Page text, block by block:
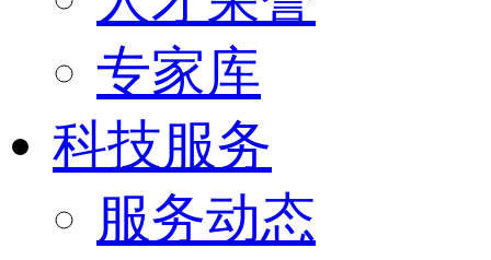
专家库
科技服务
服务动态